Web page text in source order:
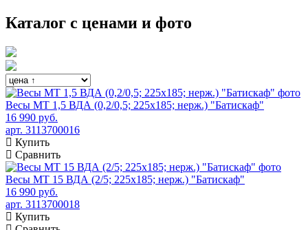
Каталог с ценами и фото
Весы МТ 1,5 ВДА (0,2/0,5; 225х185; нерж.) "Батискаф"
16 990 руб.
арт. 3113700016
Купить
Сравнить
Весы МТ 15 ВДА (2/5; 225х185; нерж.) "Батискаф"
16 990 руб.
арт. 3113700018
Купить